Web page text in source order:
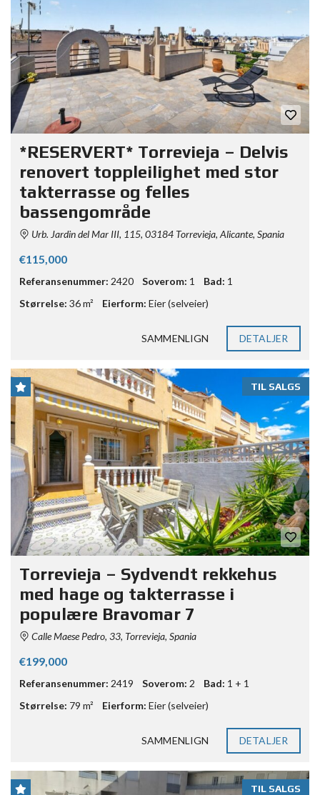
*RESERVERT* Torrevieja – Delvis
renovert toppleilighet med stor
takterrasse og felles
bassengområde
Urb. Jardin del Mar III, 115, 03184 Torrevieja, Alicante, Spania
€115,000
Referansenummer: 2420 Soverom: 1 Bad: 1
Størrelse: 36 m² Eierform: Eier (selveier)
SAMMENLIGN DETALJER
TIL SALGS
Torrevieja – Sydvendt rekkehus
med hage og takterrasse i
populære Bravomar 7
Calle Maese Pedro, 33, Torrevieja, Spania
€199,000
Referansenummer: 2419 Soverom: 2 Bad: 1 + 1
Størrelse: 79 m² Eierform: Eier (selveier)
SAMMENLIGN DETALJER
TIL SALGS